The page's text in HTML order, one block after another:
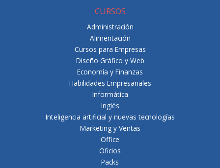
CURSOS
Administración
Alimentación
Cursos para Empresas
Diseño Gráfico y Web
Economía y Finanzas
Habilidades Empresariales
Informática
Inglés
Inteligencia artificial y nuevas tecnologías
Marketing y Ventas
Office
Oficios
Packs